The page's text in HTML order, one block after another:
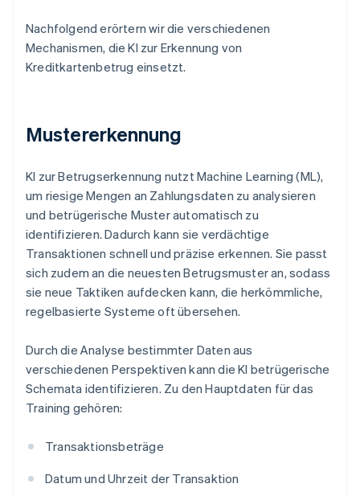
Nachfolgend erörtern wir die verschiedenen
Mechanismen, die KI zur Erkennung von
Kreditkartenbetrug einsetzt.
Mustererkennung
KI zur Betrugserkennung nutzt Machine Learning (ML),
um riesige Mengen an Zahlungsdaten zu analysieren
und betrügerische Muster automatisch zu
identifizieren. Dadurch kann sie verdächtige
Transaktionen schnell und präzise erkennen. Sie passt
sich zudem an die neuesten Betrugsmuster an, sodass
sie neue Taktiken aufdecken kann, die herkömmliche,
regelbasierte Systeme oft übersehen.
Durch die Analyse bestimmter Daten aus
verschiedenen Perspektiven kann die KI betrügerische
Schemata identifizieren. Zu den Hauptdaten für das
Training gehören:
Transaktionsbeträge
Datum und Uhrzeit der Transaktion